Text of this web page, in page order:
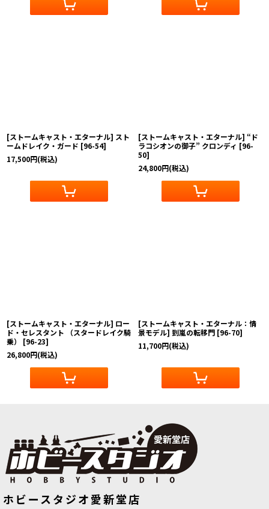
[ストームキャスト・エターナル] スト
ームドレイク・ガード [96-54]
17,500円(税込)
[ストームキャスト・エターナル] “ド
ラコシオンの御子” クロンディ [96-
50]
24,800円(税込)
[ストームキャスト・エターナル] ロー
ド・セレスタント （スタードレイク騎
乗）
[96-23]
26,800円(税込)
[ストームキャスト・エターナル：情
景モデル] 到嵐の転移門 [96-70]
11,700円(税込)
ホビースタジオ愛新堂店